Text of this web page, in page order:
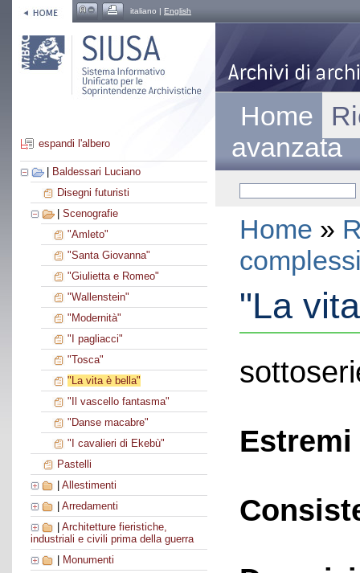
italiano | English
espandi l'albero
Baldessari Luciano
Disegni futuristi
Scenografie
"Amleto"
"Santa Giovanna"
"Giulietta e Romeo"
"Wallenstein"
"Modernità"
"I pagliacci"
"Tosca"
"La vita è bella"
"Il vascello fantasma"
"Danse macabre"
"I cavalieri di Ekebù"
Pastelli
Allestimenti
Arredamenti
Architetture fieristiche,
industriali e civili prima della guerra
Monumenti
Home
avanzata
Home »
"La